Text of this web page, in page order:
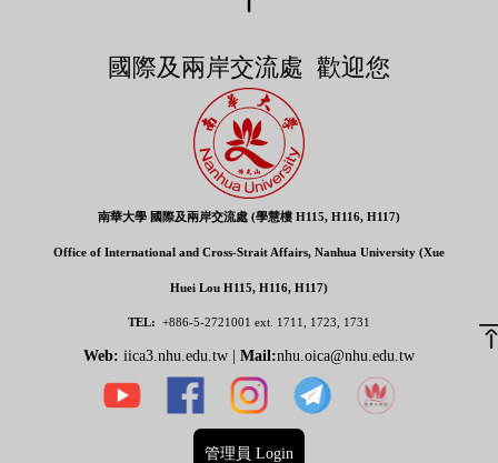
國際及兩岸交流處 歡迎您
南華大學 國際及兩岸交流處 (學慧樓 H115, H116, H117)
Office of International and Cross-Strait Affairs, Nanhua University (Xue
Huei Lou H115, H116, H117)
TEL: +886-5-2721001 ext. 1711, 1723, 1731
Web: iica3.nhu.edu.tw | Mail:nhu.oica@nhu.edu.tw
管理員 Login